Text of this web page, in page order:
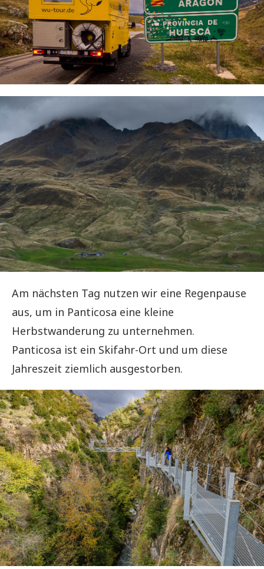
Am nächsten Tag nutzen wir eine Regenpause
aus, um in Panticosa eine kleine
Herbstwanderung zu unternehmen.
Panticosa ist ein Skifahr-Ort und um diese
Jahreszeit ziemlich ausgestorben.